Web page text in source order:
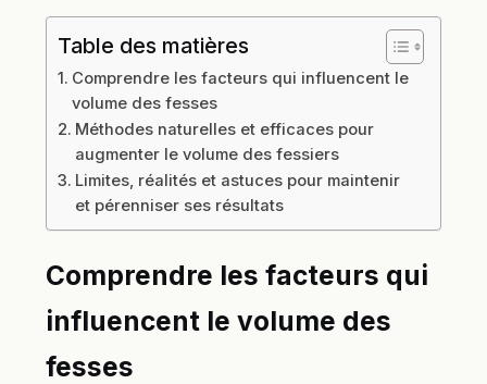
Table des matières
Comprendre les facteurs qui influencent le
volume des fesses
Méthodes naturelles et efficaces pour
augmenter le volume des fessiers
Limites, réalités et astuces pour maintenir
et pérenniser ses résultats
Comprendre les facteurs qui
influencent le volume des
fesses